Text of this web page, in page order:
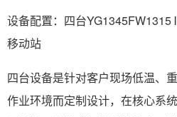
设备配置：四台
移动站
四台设备是针对客户现场低温、
作业环境而定制设计，在核心系